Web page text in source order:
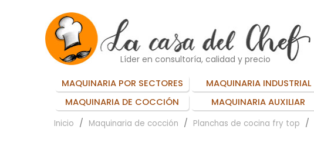
Líder en consultoría, calidad y precio
MAQUINARIA POR SECTORES MAQUINARIA INDUSTRIAL
MAQUINARIA DE COCCIÓN
MAQUINARIA AUXILIAR
Inicio Maquinaria de cocción Planchas de cocina fry top